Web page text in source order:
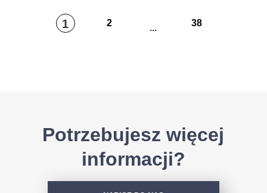
1 2 ... 38
Potrzebujesz więcej
informacji?